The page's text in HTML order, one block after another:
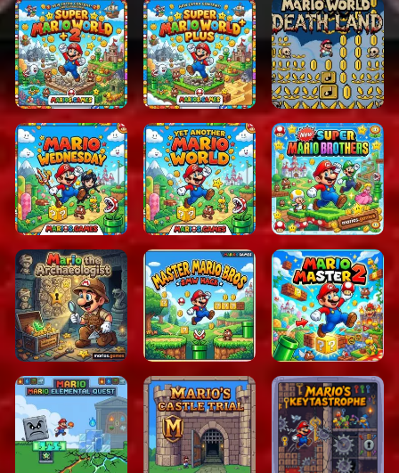
Wenn Sie Retro-Mario-Spiele lieben und etwas Neues
wollen, ohne das ursprüngliche Gefühl zu verlieren,
istSuper Mario 2d Landdie perfekte Wahl. Mit
seinen benutzerdefinierten Levels und dem
anpassbaren Schwierigkeitsgrad bietet es sowohl
Nostalgie als auch frische Spannung in einem
kompakten Abenteuer.
Kategorien
Super Mario